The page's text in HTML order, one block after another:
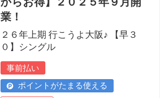
業！
２６年上期 行こうよ大阪♪ 【早３
０】シングル
事前払い
ポイントがたまる使える